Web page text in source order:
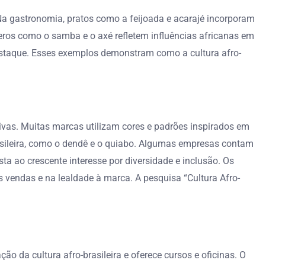
gastronomia, pratos como a feijoada e acarajé incorporam
como o samba e o axé refletem influências africanas em
Esses exemplos demonstram como a cultura afro-
Muitas marcas utilizam cores e padrões inspirados em
como o dendê e o quiabo. Algumas empresas contam
ao crescente interesse por diversidade e inclusão. Os
e na lealdade à marca. A pesquisa “Cultura Afro-
da cultura afro-brasileira e oferece cursos e oficinas. O